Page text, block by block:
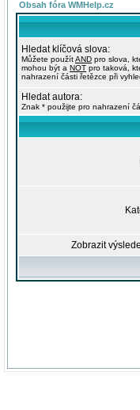
Obsah fóra WMHelp.cz
Hledat klíčová slova:
Můžete použítAND pro slova,
mohou být a NOT pro taková,
nahrazení části řetězce při
Hledat autora:
Znak * použijte pro nahrazení
Zobrazit